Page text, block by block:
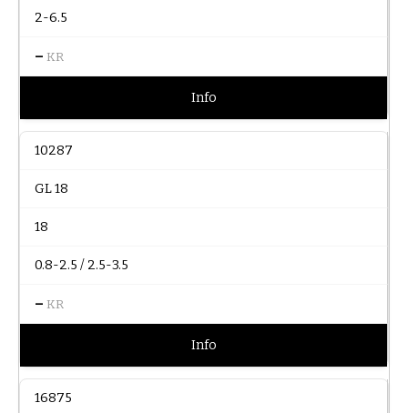
2-6.5
– KR
Info
10287
GL 18
18
0.8-2.5 / 2.5-3.5
– KR
Info
16875